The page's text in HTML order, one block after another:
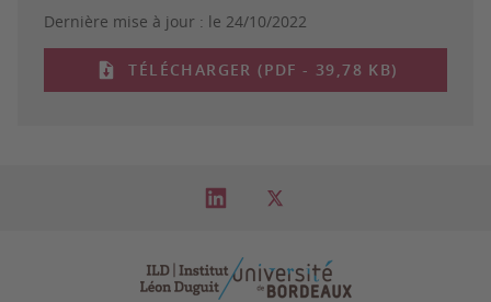
Dernière mise à jour : le 24/10/2022
TÉLÉCHARGER (PDF - 39,78 KB)